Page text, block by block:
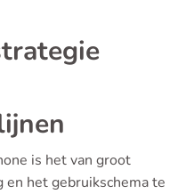
is het van groot
het gebruikschema te